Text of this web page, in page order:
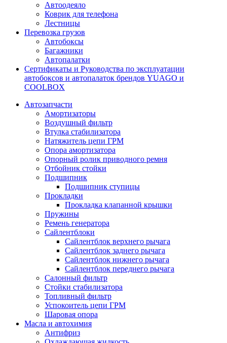
Автоодеяло
Коврик для телефона
Лестницы
Перевозка грузов
Автобоксы
Багажники
Автопалатки
Сертификаты и Руководства по эксплуатации
автобоксов и автопалаток брендов YUAGO и
COOLBOX
Автозапчасти
Амортизаторы
Воздушный фильтр
Втулка стабилизатора
Натяжитель цепи ГРМ
Опора амортизатора
Опорный ролик приводного ремня
Отбойник стойки
Подшипник
Подшипник ступицы
Прокладки
Прокладка клапанной крышки
Пружины
Ремень генератора
Сайлентблоки
Сайлентблок верхнего рычага
Сайлентблок заднего рычага
Сайлентблок нижнего рычага
Сайлентблок переднего рычага
Салонный фильтр
Стойки стабилизатора
Топливный фильтр
Успокоитель цепи ГРМ
Шаровая опора
Масла и автохимия
Антифриз